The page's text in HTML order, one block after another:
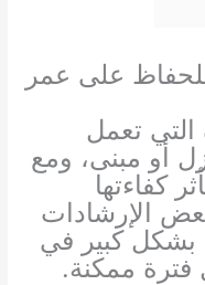
على عمر
التي تعمل
أو مبنى، ومع
كفاءتها
الإرشادات
بشكل كبير في
فترة ممكنة.